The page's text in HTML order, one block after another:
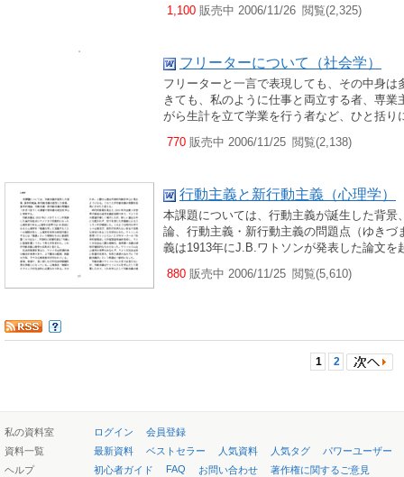
1,100 販売中 2006/11/26 閲覧(2,325)
フリーターについて（社会学）
フリーターと一言で表現しても、その中身
きても、私のように仕事と両立する者、専
がら生計を立て学業を行う者など、ひと括
770 販売中 2006/11/25 閲覧(2,138)
行動主義と新行動主義（心理学）
本課題については、行動主義が誕生した背
論、行動主義・新行動主義の問題点（ゆき
義は1913年にJ.B.ワトソンが発表した論文を
880 販売中 2006/11/25 閲覧(5,610)
1 2
私の資料室 ログイン
会員登録
資料一覧
最新資料 ベストセラー 人気資料 人気タグ
パワーユーザー
ヘルプ
初心者ガイド FAQ お問い合わせ 著作権に関するご意見